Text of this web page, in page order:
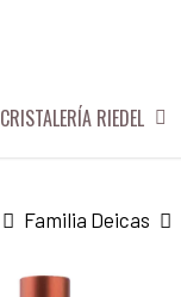
CRISTALERÍA RIEDEL
Familia Deicas